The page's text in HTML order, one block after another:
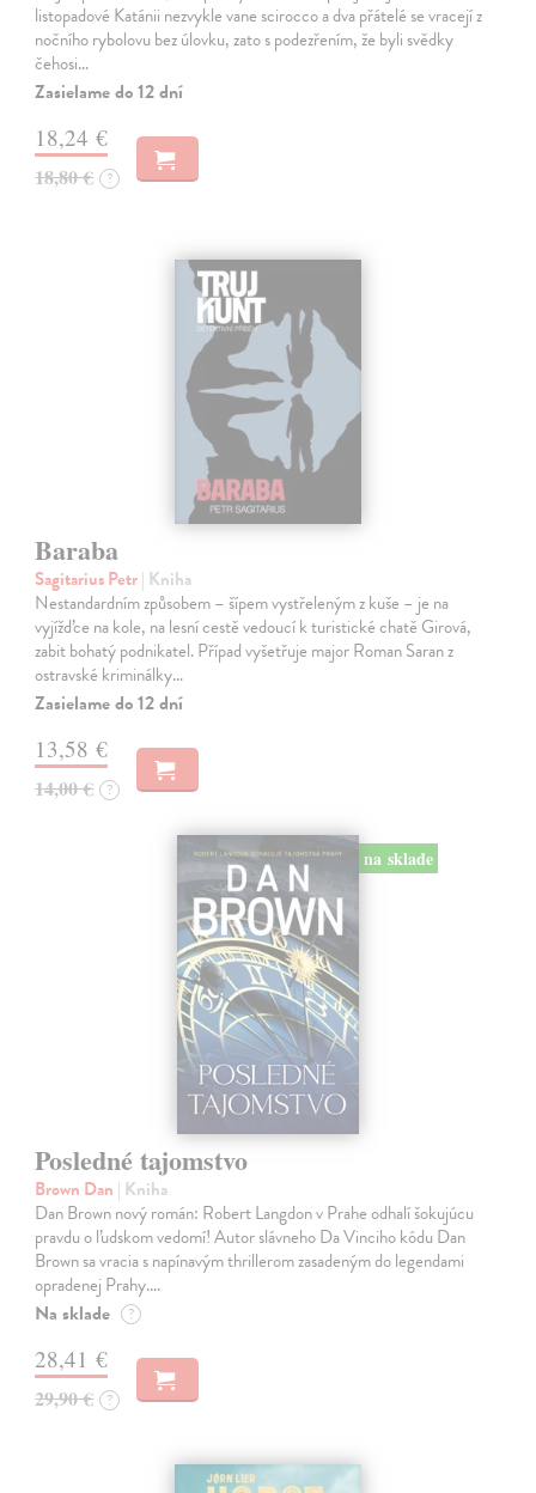
listopadové Katánii nezvykle vane scirocco a dva přátelé se vracejí z
nočního rybolovu bez úlovku, zato s podezřením, že byli svědky
čehosi…
Zasielame do 12 dní
18,24 €
18,80 € ?
Baraba
Sagitarius Petr| Kniha
Nestandardním způsobem – šípem vystřeleným z kuše – je na
vyjížďce na kole, na lesní cestě vedoucí k turistické chatě Girová,
zabit bohatý podnikatel. Případ vyšetřuje major Roman Saran z
ostravské kriminálky…
Zasielame do 12 dní
13,58 €
14,00 € ?
na sklade
Posledné tajomstvo
Brown Dan | Kniha
Dan Brown nový román: Robert Langdon v Prahe odhalí šokujúcu
pravdu o ľudskom vedomí! Autor slávneho Da Vinciho kódu Dan
Brown sa vracia s napínavým thrillerom zasadeným do legendami
opradenej Prahy.…
Na sklade ?
28,41 €
29,90 € ?